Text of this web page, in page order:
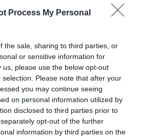
Process My Personal
the sale, sharing to third parties, or
or sensitive information for
please use the below opt-out
Please note that after your
you may continue seeing
on personal information utilized by
disclosed to third parties prior to
opt-out of the further
information by third parties on the